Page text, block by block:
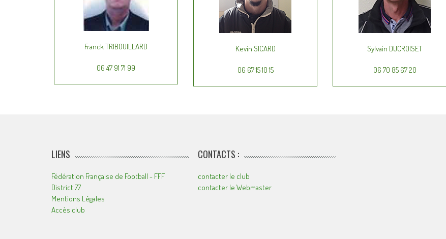
Franck TRIBOUILLARD
06 47 91 71 99
Kevin SICARD
06 67 15 10 15
Sylvain DUCROISET
06 70 85 67 20
LIENS
Fédération Française de Football - FFF
District 77
Mentions Légales
Accès club
CONTACTS :
contacter le club
contacter le Webmaster